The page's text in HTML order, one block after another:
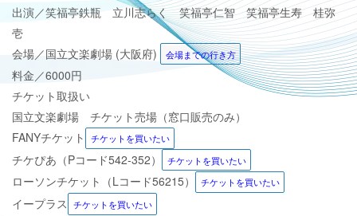
出演／笑福亭鉄瓶 立川志らく 笑福亭仁智 笑福亭生寿 桂弥
壱
会場／国立文楽劇場 (大阪府) 会場までの行き方
料金／6000円
チケット取扱い
国立文楽劇場 チケット売場（窓口販売のみ）
FANYチケット
チケットを買いたい
チケぴあ（Pコード542-352） チケットを買いたい
ローソンチケット（Lコード56215） チケットを買いたい
イープラス チケットを買いたい